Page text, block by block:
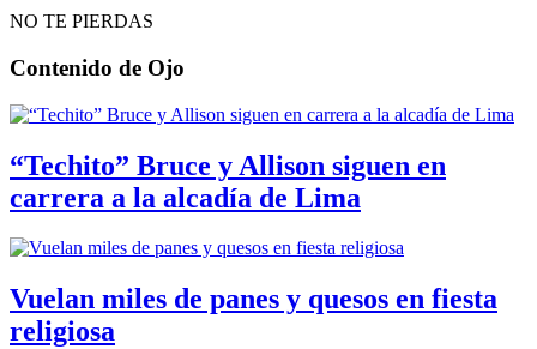
NO TE PIERDAS
Contenido de Ojo
“Techito” Bruce y Allison siguen en
carrera a la alcadía de Lima
Vuelan miles de panes y quesos en fiesta
religiosa